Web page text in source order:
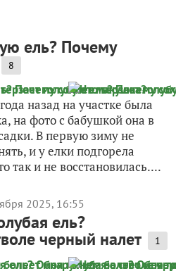
ель? Почему
8
назад на участке была
на фото с бабушкой она в
В первую зиму не
и у елки подгорела
так и не восстановилась....
2025, 16:55
ель?
черный налет 1